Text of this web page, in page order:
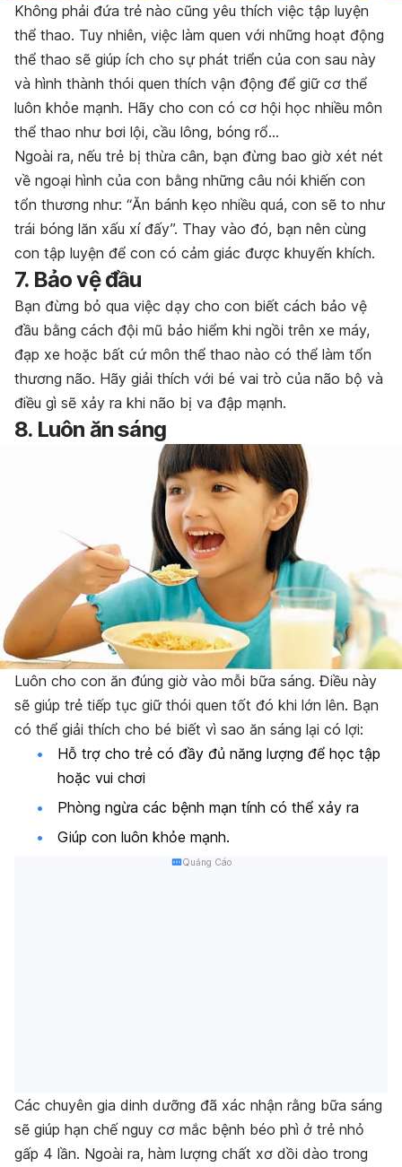
Không phải đứa trẻ nào cũng yêu thích việc tập luyện
thể thao. Tuy nhiên, việc làm quen với những hoạt động
thể thao sẽ giúp ích cho sự phát triển của con sau này
và hình thành thói quen thích vận động để giữ cơ thể
luôn khỏe mạnh. Hãy cho con có cơ hội học nhiều môn
thể thao như bơi lội, cầu lông, bóng rổ…
Ngoài ra, nếu trẻ bị thừa cân, bạn đừng bao giờ xét nét
về ngoại hình của con bằng những câu nói khiến con
tổn thương như: “Ăn bánh kẹo nhiều quá, con sẽ to như
trái bóng lăn xấu xí đấy”. Thay vào đó, bạn nên cùng
con tập luyện để con có cảm giác được khuyến khích.
7. Bảo vệ đầu
Bạn đừng bỏ qua việc dạy cho con biết cách bảo vệ
đầu bằng cách đội mũ bảo hiểm khi ngồi trên xe máy,
đạp xe hoặc bất cứ môn thể thao nào có thể làm tổn
thương não. Hãy giải thích với bé vai trò của não bộ và
điều gì sẽ xảy ra khi não bị va đập mạnh.
8. Luôn ăn sáng
Luôn cho con ăn đúng giờ vào mỗi bữa sáng. Điều này
sẽ giúp trẻ tiếp tục giữ thói quen tốt đó khi lớn lên. Bạn
có thể giải thích cho bé biết vì sao ăn sáng lại có lợi:
Hỗ trợ cho trẻ có đầy đủ năng lượng để học tập
hoặc vui chơi
Phòng ngừa các bệnh mạn tính có thể xảy ra
Giúp con luôn khỏe mạnh.
Quảng Cáo
Các chuyên gia dinh dưỡng đã xác nhận rằng bữa sáng
sẽ giúp hạn chế nguy cơ mắc bệnh béo phì ở trẻ nhỏ
gấp 4 lần. Ngoài ra, hàm lượng chất xơ dồi dào trong